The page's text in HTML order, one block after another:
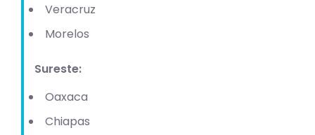
Veracruz
Morelos
Sureste:
Oaxaca
Chiapas